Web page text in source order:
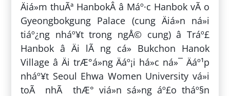
Äiá»m thuÃª HanbokÂ â Máº·c Hanbok vÃ o
Gyeongbokgung Palace (cung Äiá»n ná»i
tiáº¿ng nháº¥t trong ngÅ© cung) â Tráº£
Hanbok â Äi lÃ ng cá» Bukchon Hanok
Village â Äi trÆ°á»ng Äáº¡i há»c ná»¯ Äáº¹p
nháº¥t Seoul Ehwa Women University vá»i
toÃ nhÃ thÆ° viá»n sá»ng áº£o tháº§n